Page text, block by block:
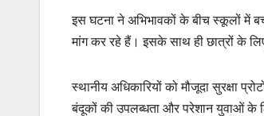
इस घटना ने अभिभावकों के बीच स्कूलों में
मांग कर रहे हैं। इसके साथ ही छात्रों के
स्थानीय अधिकारियों को मौजूदा सुरक्षा
बंदूकों की उपलब्धता और परेशान युवाओं के